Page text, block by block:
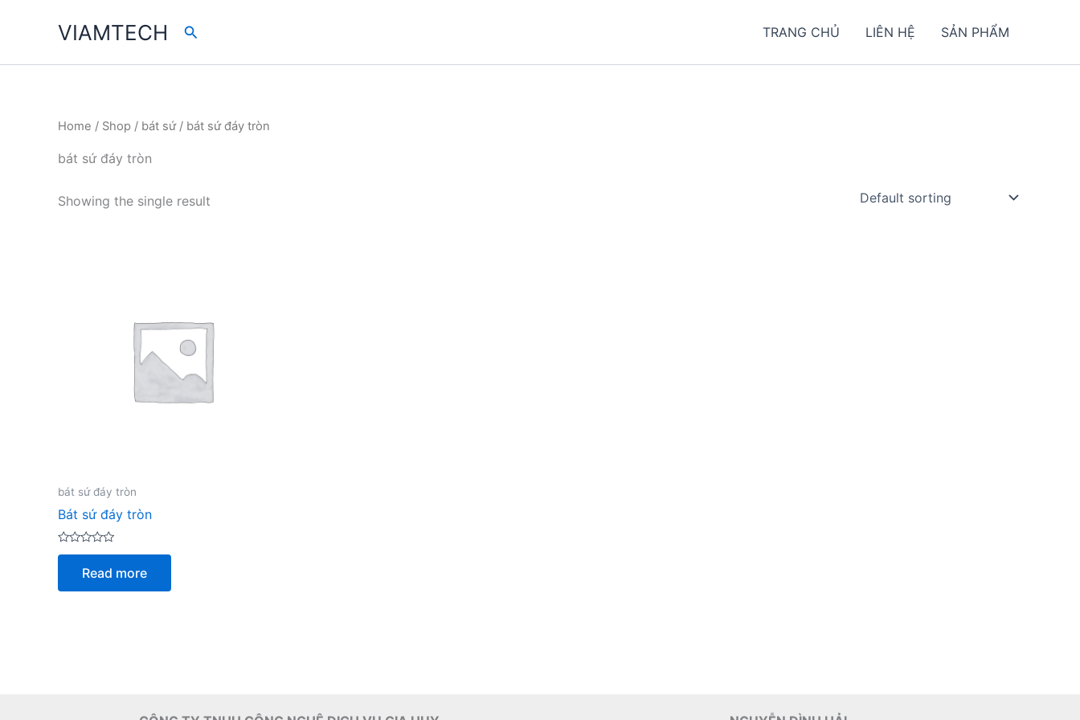
VIAMTECH Search TRANG CHỦ LIÊN HỆ SẢN PHẨM
Home / Shop / bát sứ/ bát sứ đáy tròn
bát sứ đáy tròn
Showing the single result
bát sứ đáy tròn
Bát sứ đáy tròn
Rated
5
Read more